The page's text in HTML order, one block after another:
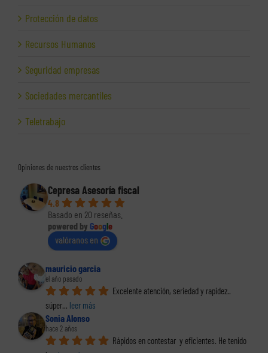
Protección de datos
Recursos Humanos
Seguridad empresas
Sociedades mercantiles
Teletrabajo
Opiniones de nuestros clientes
Cepresa Asesoría fiscal
4.8
Basado en 20 reseñas.
powered by Google
valóranos en
mauricio garcia
el año pasado
Excelente atención, seriedad y rapidez..
súper... leer más
Sonia Alonso
hace 2 años
Rápidos en contestar  y eficientes. He tenido